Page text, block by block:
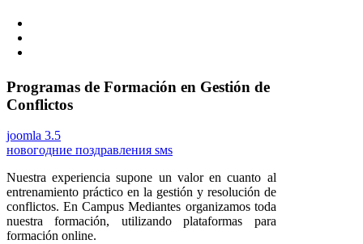
Programas de Formación en Gestión de
Conflictos
joomla 3.5
новогодние поздравления sмs
Nuestra experiencia supone un valor en cuanto al
entrenamiento práctico en la gestión y resolución de
conflictos. En Campus Mediantes organizamos toda
nuestra formación, utilizando plataformas para
formación online.